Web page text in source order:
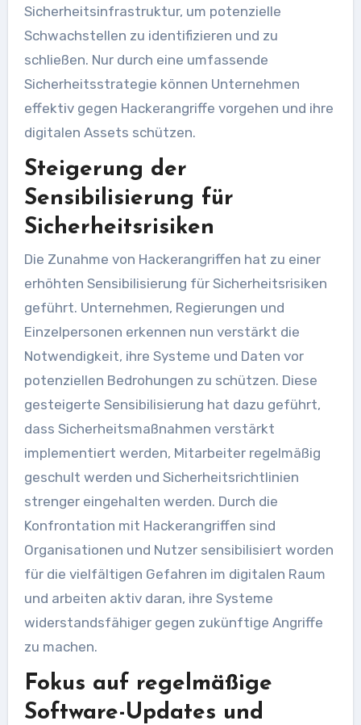
Sicherheitsinfrastruktur, um potenzielle
Schwachstellen zu identifizieren und zu
schließen. Nur durch eine umfassende
Sicherheitsstrategie können Unternehmen
effektiv gegen Hackerangriffe vorgehen und ihre
digitalen Assets schützen.
Steigerung der
Sensibilisierung für
Sicherheitsrisiken
Die Zunahme von Hackerangriffen hat zu einer
erhöhten Sensibilisierung für Sicherheitsrisiken
geführt. Unternehmen, Regierungen und
Einzelpersonen erkennen nun verstärkt die
Notwendigkeit, ihre Systeme und Daten vor
potenziellen Bedrohungen zu schützen. Diese
gesteigerte Sensibilisierung hat dazu geführt,
dass Sicherheitsmaßnahmen verstärkt
implementiert werden, Mitarbeiter regelmäßig
geschult werden und Sicherheitsrichtlinien
strenger eingehalten werden. Durch die
Konfrontation mit Hackerangriffen sind
Organisationen und Nutzer sensibilisiert worden
für die vielfältigen Gefahren im digitalen Raum
und arbeiten aktiv daran, ihre Systeme
widerstandsfähiger gegen zukünftige Angriffe
zu machen.
Fokus auf regelmäßige
Software-Updates und